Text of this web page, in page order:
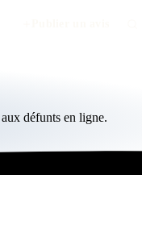
défunts en ligne.